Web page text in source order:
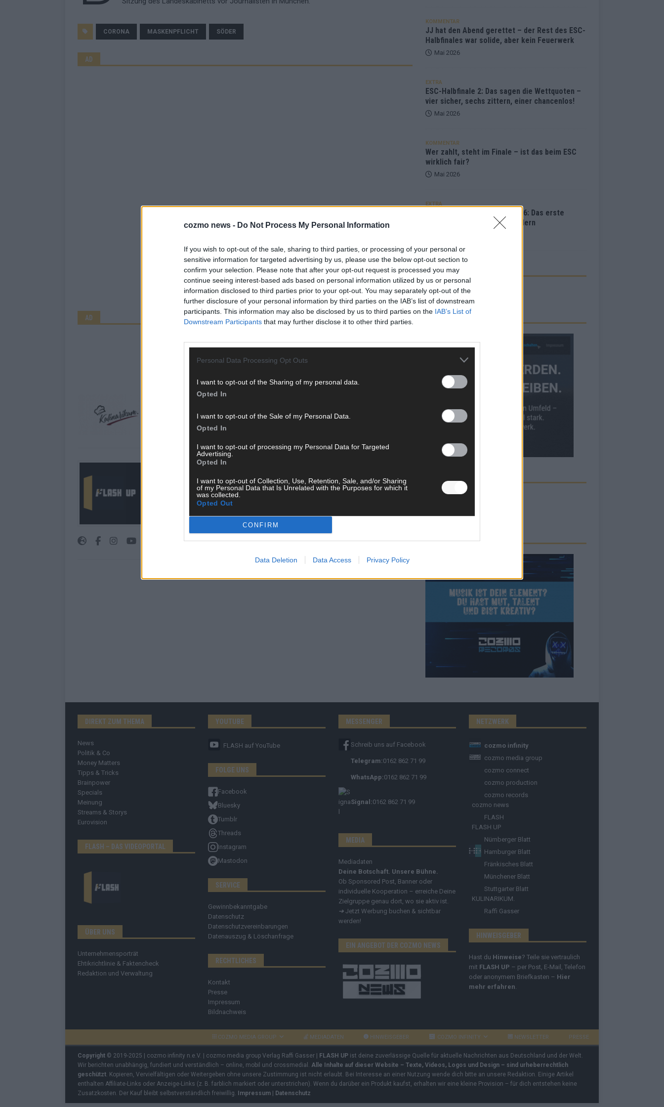
cozmo news - Do Not Process My Personal Information
If you wish to opt-out of the sale, sharing to third parties, or processing of your personal or
sensitive information for targeted advertising by us, please use the below opt-out section to
confirm your selection. Please note that after your opt-out request is processed you may
continue seeing interest-based ads based on personal information utilized by us or personal
information disclosed to third parties prior to your opt-out. You may separately opt-out of the
further disclosure of your personal information by third parties on the IAB’s list of downstream
participants. This information may also be disclosed by us to third parties on the IAB’s List of
Downstream Participants that may further disclose it to other third parties.
Personal Data Processing Opt Outs
I want to opt-out of the Sharing of my personal data.
Opted In
I want to opt-out of the Sale of my Personal Data.
Opted In
I want to opt-out of processing my Personal Data for Targeted
Advertising.
Opted In
I want to opt-out of Collection, Use, Retention, Sale, and/or Sharing
of my Personal Data that Is Unrelated with the Purposes for which it
was collected.
Opted Out
CONFIRM
Data Deletion Data Access Privacy Policy
CORONA MASKENPFLICHT SÖDER
AD
AD
Über Redaktion | FLASH UP
Hier schreiben, posten und kuratieren unsere Redakteur alles, was euch wirklich
interessiert! Wir sind das Team hinter den News, Storys und Videos, die ihr auf
FLASH UP seht. Ob brandheiße Nachrichten, coole Tipps, spannende Hintergründe
KOMMENTAR
JJ hat den Abend gerettet – der Rest des ESC-
Halbfinales war solide, aber kein Feuerwerk
Mai 2026
EXTRA
ESC-Halbfinale 2: Das sagen die Wettquoten –
vier sicher, sechs zittern, einer chancenlos!
Mai 2026
KOMMENTAR
Wer zahlt, steht im Finale – ist das beim ESC
wirklich fair?
Mai 2026
EXTRA
Eurovision Song Contest 2026: Das erste
Halbfinale – der Abend in Bildern
AD
DIREKT ZUM THEMA
News
Politik & Co
Money Matters
Tipps & Tricks
Brainpower
Specials
Meinung
Streams & Storys
Eurovision
FLASH – DAS VIDEOPORTAL
ÜBER UNS
Unternehmensporträt
Ehtikrichtlinie & Faktencheck
Redaktion und Verwaltung
YOUTUBE
FLASH auf YouTube
FOLGE UNS
Facebook
Bluesky
Tumblr
Threads
Instagram
Mastodon
SERVICE
Gewinnbekanntgabe
Datenschutz
Datenschutzvereinbarungen
Datenauszug & Löschanfrage
RECHTLICHES
Kontakt
Presse
Impressum
Bildnachweis
MESSENGER
Schreib uns auf Facebook
Telegram:0162 862 71 99
WhatsApp:0162 862 71 99
Signal:0162 862 71 99
MEDIA
Mediadaten
Deine Botschaft. Unsere Bühne.
Ob Sponsored Post, Banner oder
individuelle Kooperation – erreiche Deine
Zielgruppe genau dort, wo sie aktiv ist.
➔ Jetzt Werbung buchen & sichtbar
werden!
EIN ANGEBOT DER COZMO NEWS
NETZWERK
cozmo infinity
cozmo media group
cozmo connect
cozmo production
cozmo records
cozmo news
FLASH
FLASH UP
Nürnberger Blatt
Hamburger Blatt
Fränkisches Blatt
Münchener Blatt
Stuttgarter Blatt
KULINARIKUM.
Raffi Gasser
HINWEISGEBER
Hast du Hinweise? Teile sie vertraulich
mit FLASH UP – per Post, E-Mail, Telefon
oder anonymem Briefkasten – Hier
mehr erfahren.
COZMO MEDIA GROUP MEDIADATEN HINWEISGEBER COZMO INFINITY NEWSLETTER PRESSE
Copyright © 2019-2025 | cozmo infinity n.e.V. | cozmo media group Verlag Raffi Gasser | FLASH UP ist deine zuverlässige Quelle für aktuelle Nachrichten aus Deutschland und der Welt.
Wir berichten unabhängig, fundiert und verständlich – online, mobil und crossmedial. Alle Inhalte auf dieser Website – Texte, Videos, Logos und Design – sind urheberrechtlich
geschützt. Kopieren, Vervielfältigen oder Weitergeben ohne unsere Zustimmung ist nicht erlaubt. Bei Interesse an einer Nutzung wende dich bitte an unsere Redaktion. Einige Artikel
enthalten Affiliate-Links oder Anzeige-Links (z. B. farblich markiert oder unterstrichen). Wenn du darüber ein Produkt kaufst, erhalten wir eine kleine Provision – für dich entstehen keine
Zusatzkosten. Der Kauf bleibt selbstverständlich freiwillig.
Impressum Datenschutz